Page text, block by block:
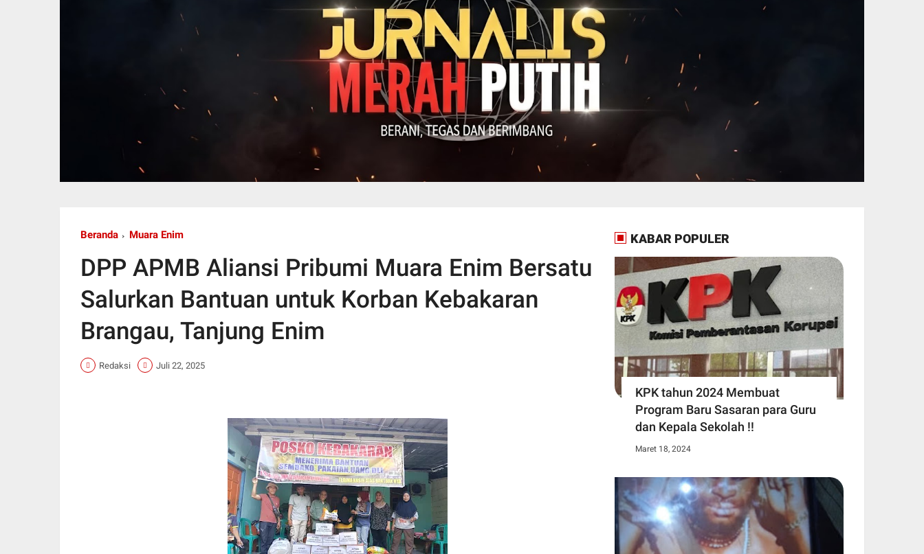
Beranda Muara Enim
DPP APMB Aliansi Pribumi Muara Enim Bersatu
Salurkan Bantuan untuk Korban Kebakaran
Brangau, Tanjung Enim
Redaksi Juli 22, 2025
KABAR POPULER
KPK tahun 2024 Membuat
Program Baru Sasaran para Guru
dan Kepala Sekolah !!
Maret 18, 2024